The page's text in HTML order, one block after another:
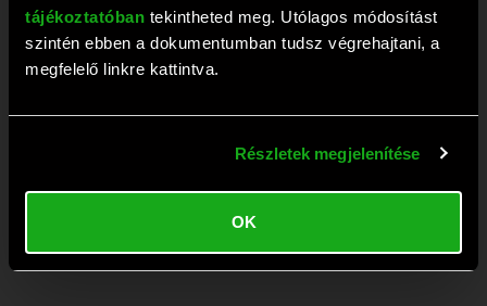
tájékoztatóban tekintheted meg. Utólagos módosítást
szintén ebben a dokumentumban tudsz végrehajtani, a
megfelelő linkre kattintva.
Részletek megjelenítése
OK
Rufusz Computer Szerviz
Fax: +36 1 386 6022
E-mail:szerviz@rufusz.hu
Nyitva: Hétfő-Kedd 10-16; Szerda 10-18;
Csütörtök-Péntek 10-16 óráig